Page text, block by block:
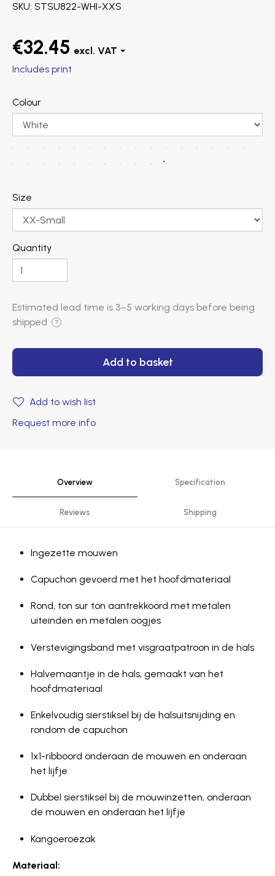
SKU STSU822-WHI-XXS
€32.45
Includes print
Colour
Size
Quantity
Estimated lead time is 3–5 working days before being
shipped
?
Add to basket
Add to wish list
Request more info
Overview Specification
Reviews Shipping
Ingezette mouwen
Capuchon gevoerd met het hoofdmateriaal
Rond, ton sur ton aantrekkoord met metalen
uiteinden en metalen oogjes
Verste­vig­ing­sband met visgraatpatroon in de hals
Halvemaantje in de hals, gemaakt van het
hoofdmateriaal
Enkelvoudig sierstiksel bij de halsuitsnijding en
rondom de capuchon
1x1-ribboord onderaan de mouwen en onderaan
het lijfje
Dubbel sierstiksel bij de mouwinzetten, onderaan
de mouwen en onderaan het lijfje
Kangoeroezak
Materiaal: